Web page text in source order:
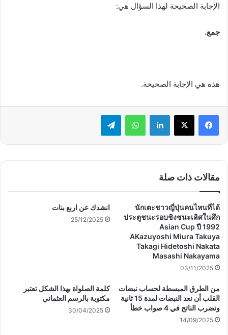
الإجابة الصحيحة لهذا السؤال هي:
جمع.
هذه هي الإجابة الصحيحة.
لينكدإن واتساب تيلقرام
مقالات ذات صلة
นักเตะชาวญี่ปุ่นคนไหนที่ได้
ประตูชนะรอบชิงชนะเลิศในศึก
Asian Cup ปี 1992
AKazuyoshi Miura Takuya
Takagi Hidetoshi Nakata
Masashi Nakayama
03/11/2025
انشدك عن اربع بنات
25/12/2025
من الطرق المبسطة لحساب نبضات
القلب أن نعد النبضات لمدة 15 ثانية
ونضرب الناتج في 4 صواب خطأ
14/09/2025
كلمة الصلواة بهذا الشكل تعتبر
مكتوبة بالرسم العثماني
30/04/2025